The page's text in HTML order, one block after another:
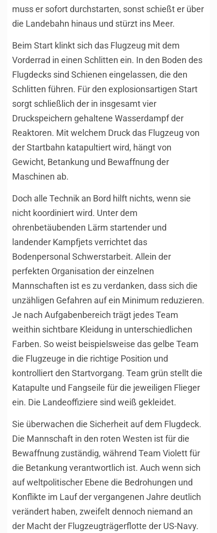
muss er sofort durchstarten, sonst schießt er über
die Landebahn hinaus und stürzt ins Meer.
Beim Start klinkt sich das Flugzeug mit dem
Vorderrad in einen Schlitten ein. In den Boden des
Flugdecks sind Schienen eingelassen, die den
Schlitten führen. Für den explosionsartigen Start
sorgt schließlich der in insgesamt vier
Druckspeichern gehaltene Wasserdampf der
Reaktoren. Mit welchem Druck das Flugzeug von
der Startbahn katapultiert wird, hängt von
Gewicht, Betankung und Bewaffnung der
Maschinen ab.
Doch alle Technik an Bord hilft nichts, wenn sie
nicht koordiniert wird. Unter dem
ohrenbetäubenden Lärm startender und
landender Kampfjets verrichtet das
Bodenpersonal Schwerstarbeit. Allein der
perfekten Organisation der einzelnen
Mannschaften ist es zu verdanken, dass sich die
unzähligen Gefahren auf ein Minimum reduzieren.
Je nach Aufgabenbereich trägt jedes Team
weithin sichtbare Kleidung in unterschiedlichen
Farben. So weist beispielsweise das gelbe Team
die Flugzeuge in die richtige Position und
kontrolliert den Startvorgang. Team grün stellt die
Katapulte und Fangseile für die jeweiligen Flieger
ein. Die Landeoffiziere sind weiß gekleidet.
Sie überwachen die Sicherheit auf dem Flugdeck.
Die Mannschaft in den roten Westen ist für die
Bewaffnung zuständig, während Team Violett für
die Betankung verantwortlich ist. Auch wenn sich
auf weltpolitischer Ebene die Bedrohungen und
Konflikte im Lauf der vergangenen Jahre deutlich
verändert haben, zweifelt dennoch niemand an
der Macht der Flugzeugträgerflotte der US-Navy.